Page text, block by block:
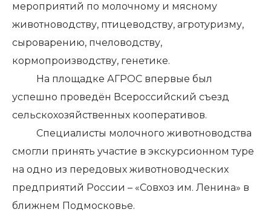
мероприятий по молочному и мясному
животноводству, птицеводству, агротуризму,
сыроварению, пчеловодству,
кормопроизводству, генетике.
На площадке АГРОС впервые был
успешно проведён Всероссийский съезд
сельскохозяйственных кооперативов.
Специалисты молочного животноводства
смогли принять участие в экскурсионном туре
на одно из передовых животноводческих
предприятий России – «Совхоз им. Ленина» в
ближнем Подмосковье.